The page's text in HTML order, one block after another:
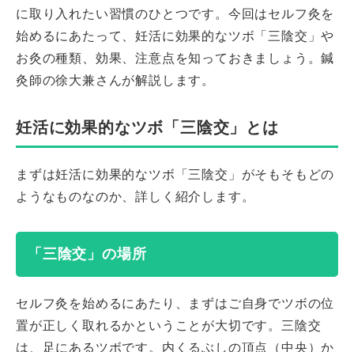
に取り入れたい習慣のひとつです。今回はセルフ灸を
始めるにあたって、妊活に効果的なツボ「三陰交」や
お灸の種類、効果、注意点を知っておきましょう。鍼
灸師の徐大兼さんが解説します。
妊活に効果的なツボ「三陰交」とは
まずは妊活に効果的なツボ「三陰交」がそもそもどの
ようなものなのか、詳しく紹介します。
「三陰交」の場所
セルフ灸を始めるにあたり、まずはご自身でツボの位
置が正しく取れるかということが大切です。三陰交
は、足にあるツボです。内くるぶしの頂点（中央）か